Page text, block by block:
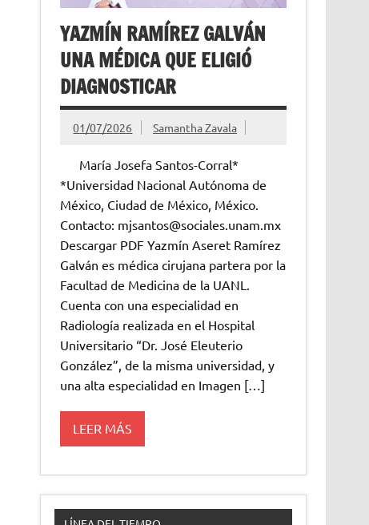
YAZMÍN RAMÍREZ GALVÁN
UNA MÉDICA QUE ELIGIÓ
DIAGNOSTICAR
01/07/2026 Samantha Zavala
María Josefa Santos-Corral*
*Universidad Nacional Autónoma de
México, Ciudad de México, México.
Contacto: mjsantos@sociales.unam.mx
Descargar PDF Yazmín Aseret Ramírez
Galván es médica cirujana partera por la
Facultad de Medicina de la UANL.
Cuenta con una especialidad en
Radiología realizada en el Hospital
Universitario “Dr. José Eleuterio
González”, de la misma universidad, y
una alta especialidad en Imagen […]
LEER MÁS